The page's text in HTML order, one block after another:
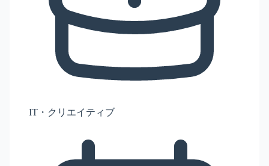
IT・クリエイティブ